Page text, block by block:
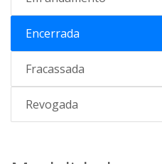
Encerrada
Fracassada
Revogada